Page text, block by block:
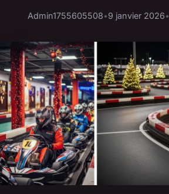
Admin1755605508•9 janvier 2026•